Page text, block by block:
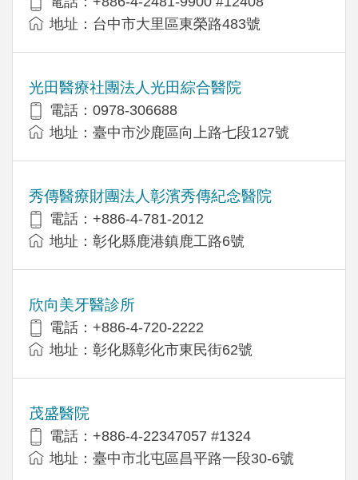
地址：台中市大里區東榮路483號
光田醫療社團法人光田綜合醫院
電話：0978-306688
地址：臺中市沙鹿區向上路七段127號
秀傳醫療財團法人彰濱秀傳紀念醫院
電話：+886-4-781-2012
地址：彰化縣鹿港鎮鹿工路6號
欣向美牙醫診所
電話：+886-4-720-2222
地址：彰化縣彰化市東民街62號
茂盛醫院
電話：+886-4-22347057 #1324
地址：臺中市北屯區昌平路一段30-6號